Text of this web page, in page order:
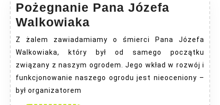
Pożegnanie Pana Józefa
Walkowiaka
Pana
Józefa
Walkowiaka
Z żalem zawiadamiamy o śmierci Pana Józefa
Walkowiaka, który był od samego początku
związany z naszym ogrodem. Jego wkład w rozwój i
funkcjonowanie naszego ogrodu jest nieoceniony –
był organizatorem